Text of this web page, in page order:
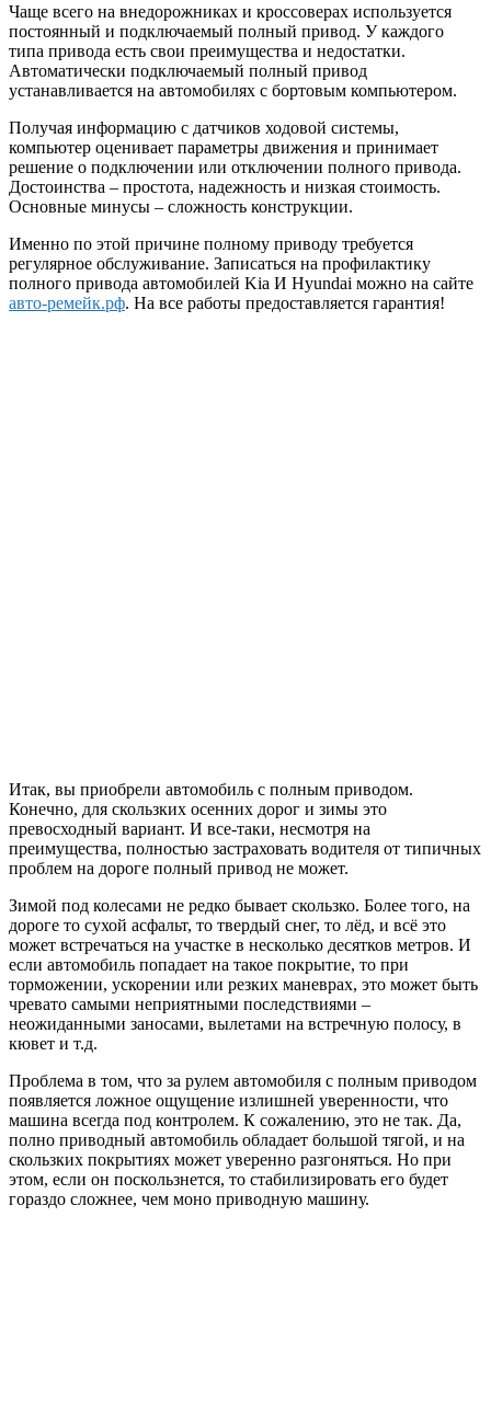
Чаще всего на внедорожниках и кроссоверах используется
постоянный и подключаемый полный привод. У каждого
типа привода есть свои преимущества и недостатки.
Автоматически подключаемый полный привод
устанавливается на автомобилях с бортовым компьютером.
Получая информацию с датчиков ходовой системы,
компьютер оценивает параметры движения и принимает
решение о подключении или отключении полного привода.
Достоинства – простота, надежность и низкая стоимость.
Основные минусы – сложность конструкции.
Именно по этой причине полному приводу требуется
регулярное обслуживание. Записаться на профилактику
полного привода автомобилей Kia И Hyundai можно на сайте
авто-ремейк.рф. На все работы предоставляется гарантия!
Итак, вы приобрели автомобиль с полным приводом.
Конечно, для скользких осенних дорог и зимы это
превосходный вариант. И все-таки, несмотря на
преимущества, полностью застраховать водителя от типичных
проблем на дороге полный привод не может.
Зимой под колесами не редко бывает скользко. Более того, на
дороге то сухой асфальт, то твердый снег, то лёд, и всё это
может встречаться на участке в несколько десятков метров. И
если автомобиль попадает на такое покрытие, то при
торможении, ускорении или резких маневрах, это может быть
чревато самыми неприятными последствиями –
неожиданными заносами, вылетами на встречную полосу, в
кювет и т.д.
Проблема в том, что за рулем автомобиля с полным приводом
появляется ложное ощущение излишней уверенности, что
машина всегда под контролем. К сожалению, это не так. Да,
полно приводный автомобиль обладает большой тягой, и на
скользких покрытиях может уверенно разгоняться. Но при
этом, если он поскользнется, то стабилизировать его будет
гораздо сложнее, чем моно приводную машину.